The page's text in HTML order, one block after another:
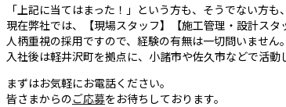
「上記に当てはまった！」という方も、そうでない方
現在弊社では、【現場スタッフ】【施工管理・設計スタ
人柄重視の採用ですので、経験の有無は一切問いません。
入社後は軽井沢町を拠点に、小諸市や佐久市などで活動
まずはお気軽にお電話ください。
皆さまからのご応募をお待ちしております。